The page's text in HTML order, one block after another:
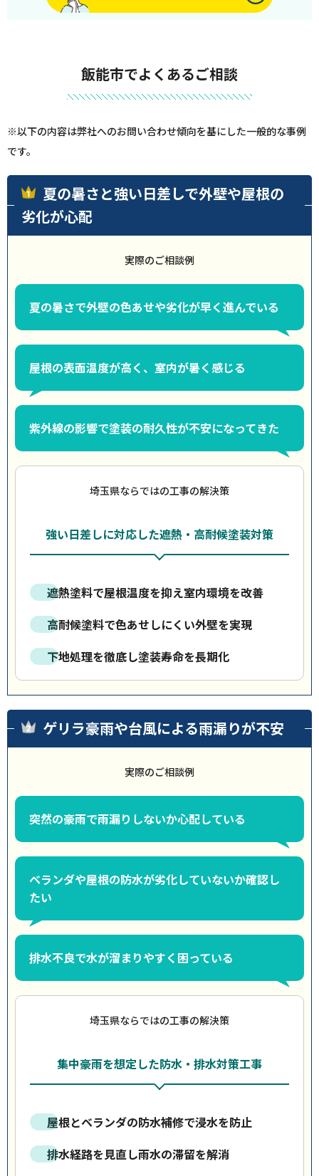
飯能市でよくあるご相談
※以下の内容は弊社へのお問い合わせ傾向を基にした一般的な事例
です。
夏の暑さと強い日差しで外壁や屋根の
劣化が心配
実際のご相談例
夏の暑さで外壁の色あせや劣化が早く進んでいる
屋根の表面温度が高く、室内が暑く感じる
紫外線の影響で塗装の耐久性が不安になってきた
埼玉県ならではの工事の解決策
強い日差しに対応した遮熱・高耐候塗装対策
遮熱塗料で屋根温度を抑え室内環境を改善
高耐候塗料で色あせしにくい外壁を実現
下地処理を徹底し塗装寿命を長期化
ゲリラ豪雨や台風による雨漏りが不安
実際のご相談例
突然の豪雨で雨漏りしないか心配している
ベランダや屋根の防水が劣化していないか確認し
たい
排水不良で水が溜まりやすく困っている
埼玉県ならではの工事の解決策
集中豪雨を想定した防水・排水対策工事
屋根とベランダの防水補修で浸水を防止
排水経路を見直し雨水の滞留を解消